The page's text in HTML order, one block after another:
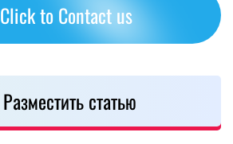
Click to Contact us
Разместить статью